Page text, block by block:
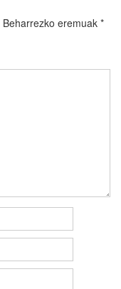
Beharrezko eremuak *